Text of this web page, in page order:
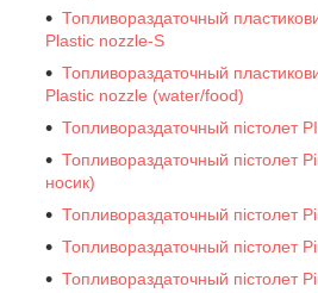
Топливораздаточный
Plastic nozzle-S
Топливораздаточный
Plastic nozzle (water/food)
Топливораздаточный пістолет
Топливораздаточный пістолет
носик)
Топливораздаточный пістолет
Топливораздаточный пістолет
Топливораздаточный пістолет